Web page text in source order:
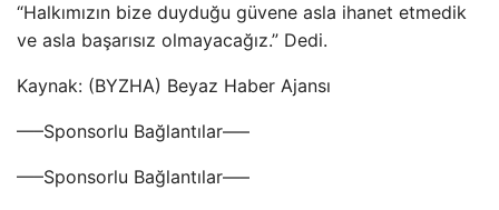
“Halkımızın bize duyduğu güvene asla ihanet etmedik
ve asla başarısız olmayacağız.” Dedi.
Kaynak: (BYZHA) Beyaz Haber Ajansı
—–Sponsorlu Bağlantılar—–
—–Sponsorlu Bağlantılar—–